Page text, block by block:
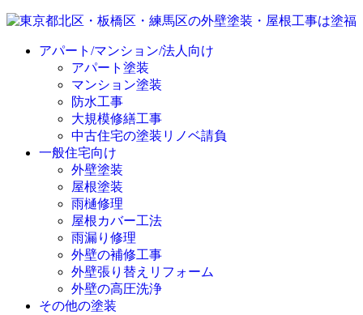
アパート/マンション/法人向け
アパート塗装
マンション塗装
防水工事
大規模修繕工事
中古住宅の塗装リノベ請負
一般住宅向け
外壁塗装
屋根塗装
雨樋修理
屋根カバー工法
雨漏り修理
外壁の補修工事
外壁張り替えリフォーム
外壁の高圧洗浄
その他の塗装